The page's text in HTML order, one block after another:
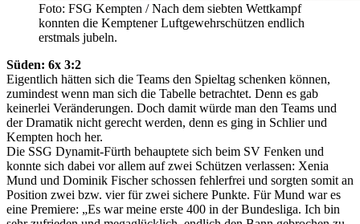
Foto: FSG Kempten / Nach dem siebten Wettkampf
konnten die Kemptener Luftgewehrschützen endlich
erstmals jubeln.
Süden: 6x 3:2
Eigentlich hätten sich die Teams den Spieltag schenken können,
zumindest wenn man sich die Tabelle betrachtet. Denn es gab
keinerlei Veränderungen. Doch damit würde man den Teams und
der Dramatik nicht gerecht werden, denn es ging in Schlier und
Kempten hoch her.
Die SSG Dynamit-Fürth behauptete sich beim SV Fenken und
konnte sich dabei vor allem auf zwei Schützen verlassen: Xenia
Mund und Dominik Fischer schossen fehlerfrei und sorgten somit an
Position zwei bzw. vier für zwei sichere Punkte. Für Mund war es
eine Premiere: „Es war meine erste 400 in der Bundesliga. Ich bin